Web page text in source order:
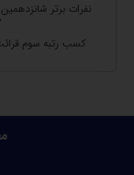
نفرات برتر
کسب رتبه سوم